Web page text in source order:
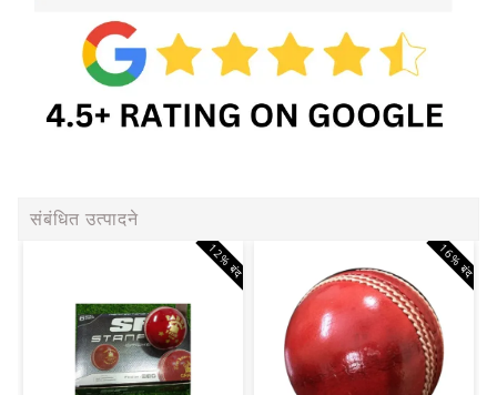
संबंधित उत्पादने
12% बंद 16% बंद